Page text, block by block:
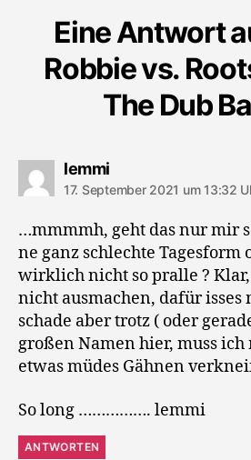
Eine Antwort
Robbie vs.
The Dub
lemmisagt:
17. September 2021 um 13:32
…mmmmh, geht das nur mir
ne ganz schlechte Tagesform
wirklich nicht so pralle ? Klar,
nicht ausmachen, dafür isses
schade aber trotz ( oder
großen Namen hier, muss
etwas müdes Gähnen
So long ……………. lemmi
ANTWORTEN